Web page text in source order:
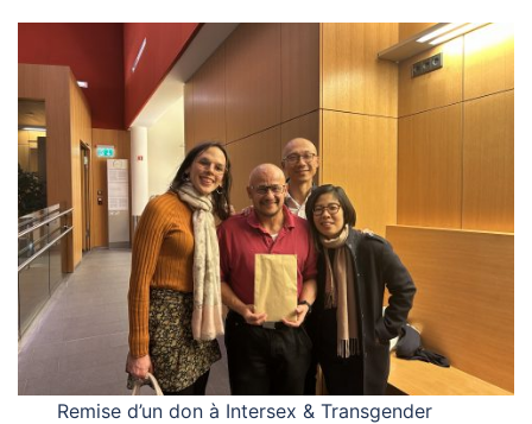
Remise d’un don à Intersex & Transgender